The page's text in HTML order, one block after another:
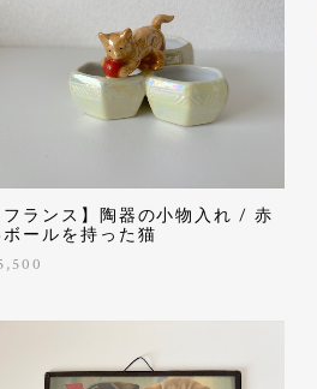
フランス】陶器の小物入れ / 赤
ボールを持った猫